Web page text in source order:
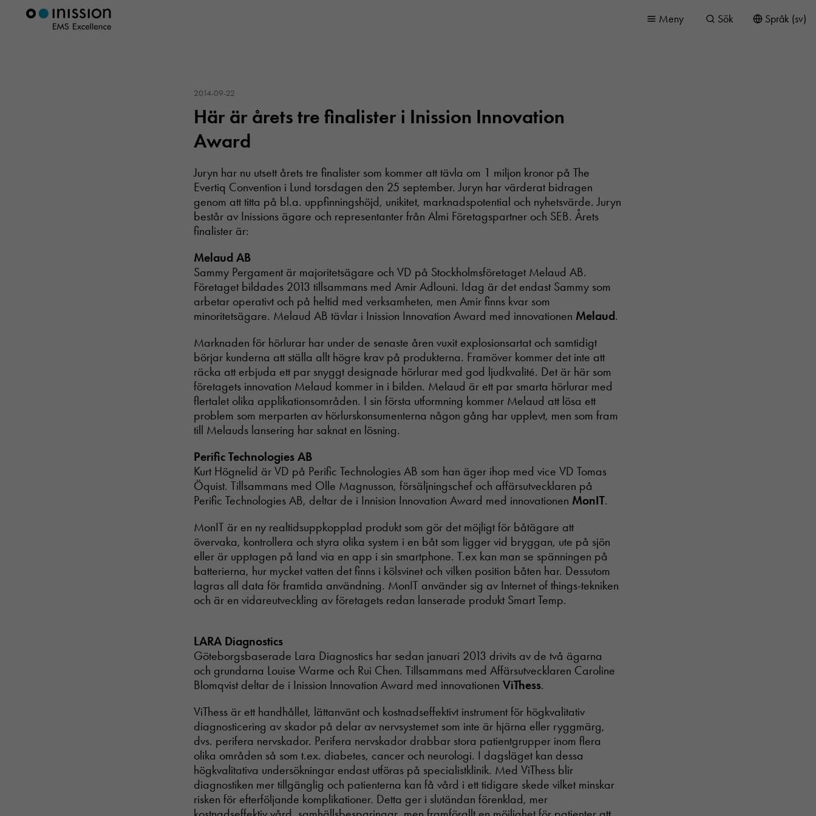
Språk (sv)
Sök
Meny
2014-09-22
Här är årets tre finalister i Inission Innovation
Award
Juryn har nu utsett årets tre finalister som kommer att tävla om 1 miljon kronor på The
Evertiq Convention i Lund torsdagen den 25 september. Juryn har värderat bidragen
genom att titta på bl.a. uppfinningshöjd, unikitet, marknadspotential och nyhetsvärde. Juryn
består av Inissions ägare och representanter från Almi Företagspartner och SEB. Årets
finalister är:
Melaud AB
Sammy Pergament är majoritetsägare och VD på Stockholmsföretaget Melaud AB.
Företaget bildades 2013 tillsammans med Amir Adlouni. Idag är det endast Sammy som
arbetar operativt och på heltid med verksamheten, men Amir finns kvar som
minoritetsägare. Melaud AB tävlar i Inission Innovation Award med innovationen Melaud.
Marknaden för hörlurar har under de senaste åren vuxit explosionsartat och samtidigt
börjar kunderna att ställa allt högre krav på produkterna. Framöver kommer det inte att
räcka att erbjuda ett par snyggt designade hörlurar med god ljudkvalité. Det är här som
företagets innovation Melaud kommer in i bilden. Melaud är ett par smarta hörlurar med
flertalet olika applikationsområden. I sin första utformning kommer Melaud att lösa ett
problem som merparten av hörlurskonsumenterna någon gång har upplevt, men som fram
till Melauds lansering har saknat en lösning.
Perific Technologies AB
Kurt Högnelid är VD på Perific Technologies AB som han äger ihop med vice VD Tomas
Öquist. Tillsammans med Olle Magnusson, försäljningschef och affärsutvecklaren på
Perific Technologies AB, deltar de i Innision Innovation Award med innovationen MonIT.
MonIT är en ny realtidsuppkopplad produkt som gör det möjligt för båtägare att
övervaka, kontrollera och styra olika system i en båt som ligger vid bryggan, ute på sjön
eller är upptagen på land via en app i sin smartphone. T.ex kan man se spänningen på
batterierna, hur mycket vatten det finns i kölsvinet och vilken position båten har. Dessutom
lagras all data för framtida användning. MonIT använder sig av Internet of things-tekniken
och är en vidareutveckling av företagets redan lanserade produkt Smart Temp.
LARA Diagnostics
Göteborgsbaserade Lara Diagnostics har sedan januari 2013 drivits av de två ägarna
och grundarna Louise Warme och Rui Chen. Tillsammans med Affärsutvecklaren Caroline
Blomqvist deltar de i Inission Innovation Award med innovationenViThess.
ViThess är ett handhållet, lättanvänt och kostnadseffektivt instrument för högkvalitativ
diagnosticering av skador på delar av nervsystemet som inte är hjärna eller ryggmärg,
dvs. perifera nervskador. Perifera nervskador drabbar stora patientgrupper inom flera
olika områden så som t.ex. diabetes, cancer och neurologi. I dagsläget kan dessa
högkvalitativa undersökningar endast utföras på specialistklinik. Med ViThess blir
diagnostiken mer tillgänglig och patienterna kan få vård i ett tidigare skede vilket minskar
risken för efterföljande komplikationer. Detta ger i slutändan förenklad, mer